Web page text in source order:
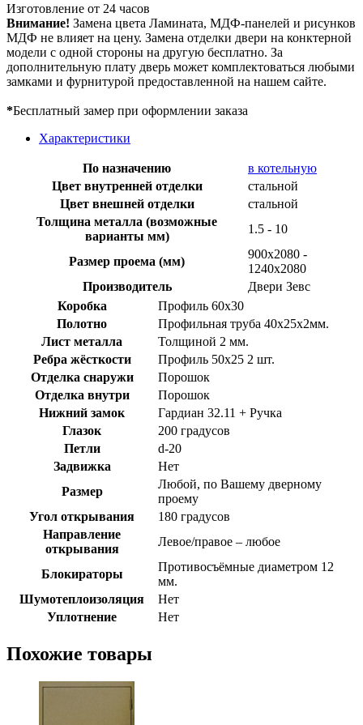
Изготовление от 24 часов
Внимание! Замена цвета Ламината, МДФ-панелей и рисунков
МДФ не влияет на цену. Замена отделки двери на конктерной
модели с одной стороны на другую бесплатно. За
дополнительную плату дверь может комплектоваться любыми
замками и фурнитурой предоставленной на нашем сайте.
*Бесплатный замер при оформлении заказа
Характеристики
По назначению
в котельную
Цвет внутренней отделки
стальной
Цвет внешней отделки
стальной
Толщина металла (возможные
варианты мм)
1.5 - 10
Размер проема (мм)
900х2080 -
1240х2080
Производитель
Двери Зевс
Коробка
Профиль 60х30
Полотно
Профильная труба 40х25х2мм.
Лист металла
Толщиной 2 мм.
Ребра жёсткости
Профиль 50х25 2 шт.
Отделка снаружи
Порошок
Отделка внутри
Порошок
Нижний замок
Гардиан 32.11 + Ручка
Глазок
200 градусов
Петли
d-20
Задвижка
Нет
Размер
Любой, по Вашему дверному
проему
Угол открывания
180 градусов
Направление
открывания
Левое/правое – любое
Блокираторы
Противосъёмные диаметром 12
мм.
Шумотеплоизоляция
Нет
Уплотнение
Нет
Похожие товары